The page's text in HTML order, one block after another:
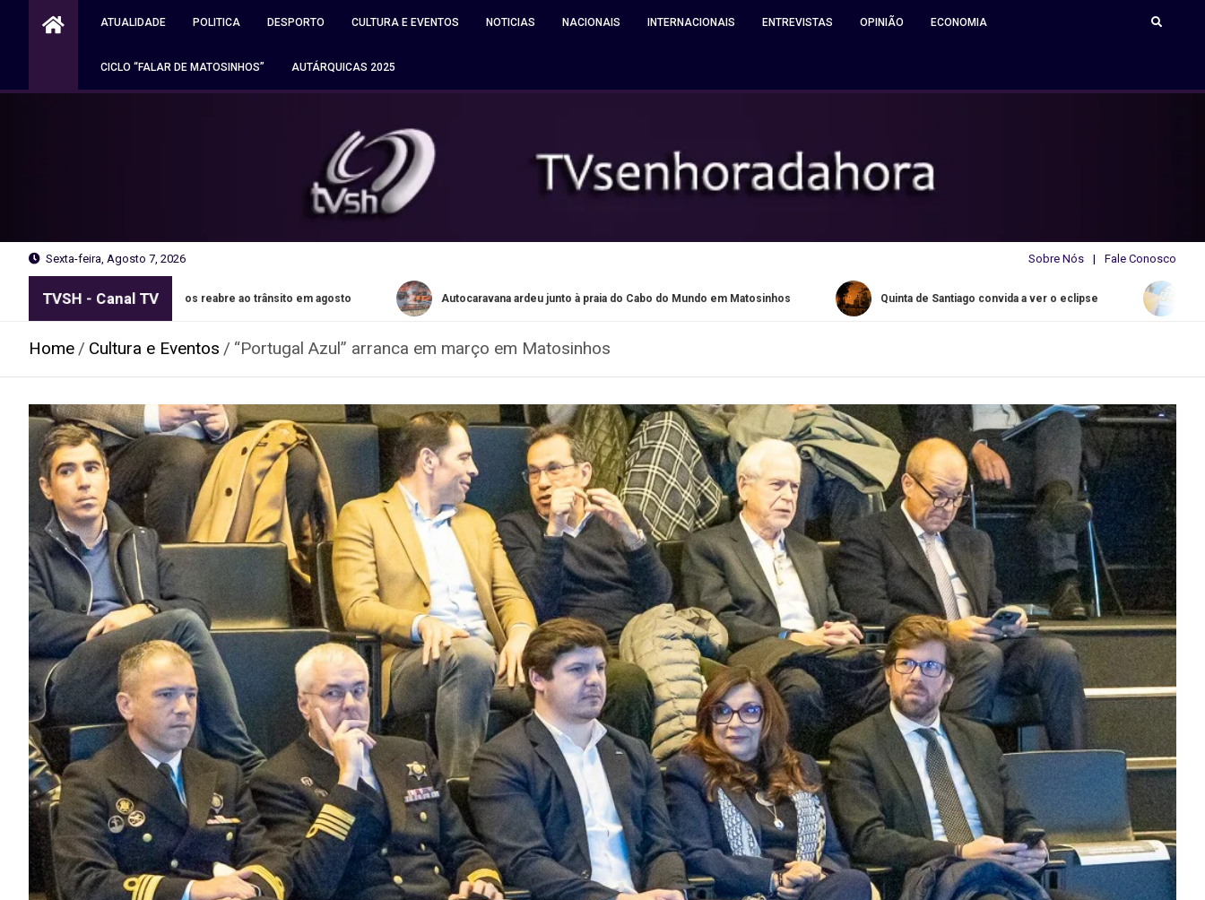
ATUALIDADE POLITICA DESPORTO CULTURA E EVENTOS NOTICIAS NACIONAIS INTERNACIONAIS ENTREVISTAS OPINIÃO ECONOMIA
CICLO “FALAR DE MATOSINHOS” AUTÁRQUICAS 2025
Sexta-feira, Agosto 7, 2026 Sobre Nós Fale Conosco
TVSH - Canal TV
reabre ao trânsito em agosto Autocaravana ardeu junto à praia do Cabo do Mundo em Matosinhos Quinta de Santiago convida a ver o eclipse Water Slide Summer de
Home Cultura e Eventos “Portugal Azul” arranca em março em Matosinhos